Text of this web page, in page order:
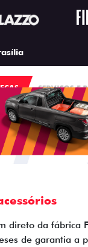
SERVIÇOS E
direto da fábrica
de garantia a